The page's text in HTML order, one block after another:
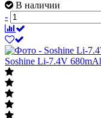
В наличии
-
Soshine Li-7.4V